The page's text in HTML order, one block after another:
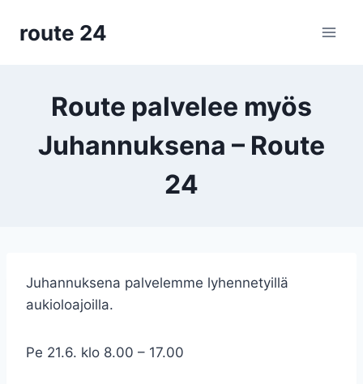
sisältöön
route 24
Route palvelee myös
Juhannuksena – Route
24
Juhannuksena palvelemme lyhennetyillä
aukioloajoilla.
Pe 21.6. klo 8.00 – 17.00